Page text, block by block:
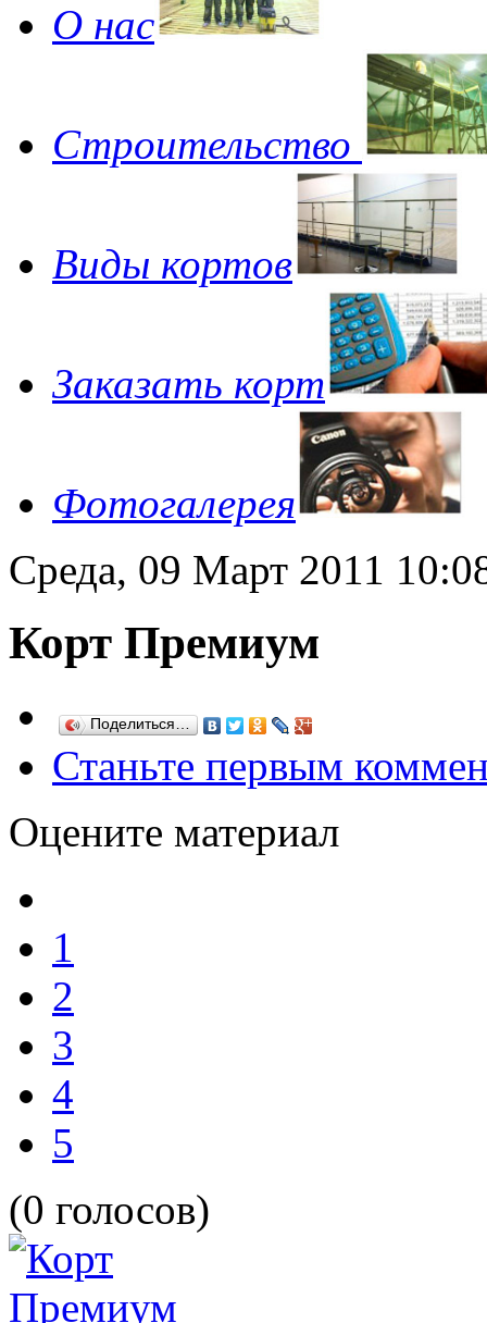
О нас
Строительство
Виды кортов
Заказать корт
Фотогалерея
Среда, 09 Март 2011
Корт Премиум
Поделиться…
Станьте первым
Оцените материал
1
2
3
4
5
(0 голосов)